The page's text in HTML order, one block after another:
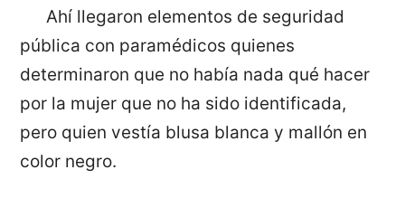
Ahí llegaron elementos de seguridad
pública con paramédicos quienes
determinaron que no había nada qué hacer
por la mujer que no ha sido identificada,
pero quien vestía blusa blanca y mallón en
color negro.